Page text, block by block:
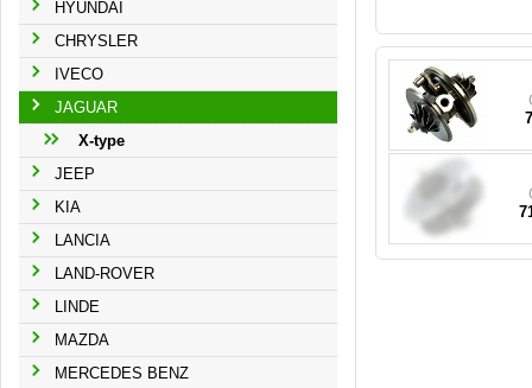
HYUNDAI
CHRYSLER
IVECO
JAGUAR
X-type
JEEP
KIA
LANCIA
LAND-ROVER
LINDE
MAZDA
MERCEDES BENZ